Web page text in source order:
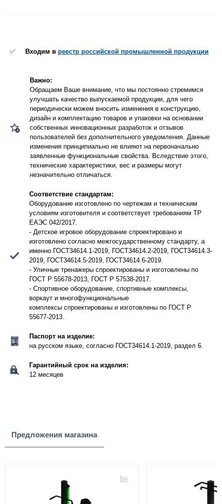
✅ Входим в реестр российской промышленной продукции
Важно:
Обращаем Ваше внимание, что мы постоянно стремимся
улучшать качество выпускаемой продукции, для чего
периодически можем вносить изменения в конструкцию,
дизайн и комплектацию товаров и упаковки на основании
собственных инновационных разработок и отзывов
пользователей без дополнительного уведомления. Данные
изменения принципиально не влияют на первоначально
заявленные функциональные свойства. Вследствие этого,
технические характеристики, вес и размеры могут
незначительно отличаться.
Соответствие стандартам:
Оборудование изготовлено по чертежам и техническим
условиям изготовителя и соответствует требованиям ТР
ЕАЭС 042/2017.
- Детское игровое оборудование спроектировано и
изготовлено согласно межгосударственному стандарту, а
именно ГОСТ34614.1-2019, ГОСТ34614.2-2019, ГОСТ34614.3-
2019, ГОСТ34614.5-2019, ГОСТ34614.6-2019.
- Уличные тренажеры спроектированы и изготовлены по
ГОСТ Р 55678-2013, ГОСТ Р 57538-2017.
- Спортивное оборудование, спортивные комплексы,
воркаут и многофункциональные
комплексы спроектированы и изготовлены по ГОСТ Р
55677-2013.
Паспорт на изделие:
на русском языке, согласно ГОСТ34614.1-2019, раздел 6.
Гарантийный срок на изделия:
12 месяцев
Предложения магазина